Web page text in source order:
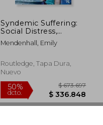
50%
dcto. $
Syndemic Suffering:
Social Distress,
Depression, and
Diabetes Among
Wome (en Inglés)
Mendenhall, Emily
Routledge, Tapa Dura,
Nuevo